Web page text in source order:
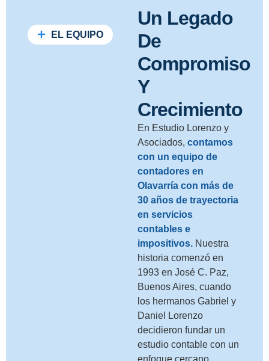
Un Legado
De
Compromiso
Y
Crecimiento
En Estudio Lorenzo y
Asociados, contamos
con un equipo de
contadores en
Olavarría con más de
30 años de trayectoria
en servicios
contables e
impositivos.Nuestra
historia comenzó en
1993 en José C. Paz,
Buenos Aires, cuando
los hermanos Gabriel y
Daniel Lorenzo
decidieron fundar un
estudio contable con un
enfoque cercano,
EL EQUIPO